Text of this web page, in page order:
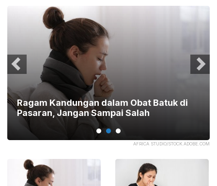
AFRICA STUDIO/STOCK.ADOBE.COM
Ragam Kandungan dalam Obat Batuk di
Pasaran, Jangan Sampai Salah